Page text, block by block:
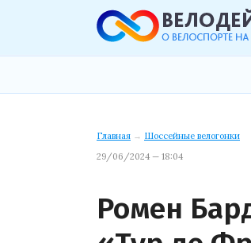
Главная → Шоссейные велогонки
29/06/2024 — 18:04
Ромен